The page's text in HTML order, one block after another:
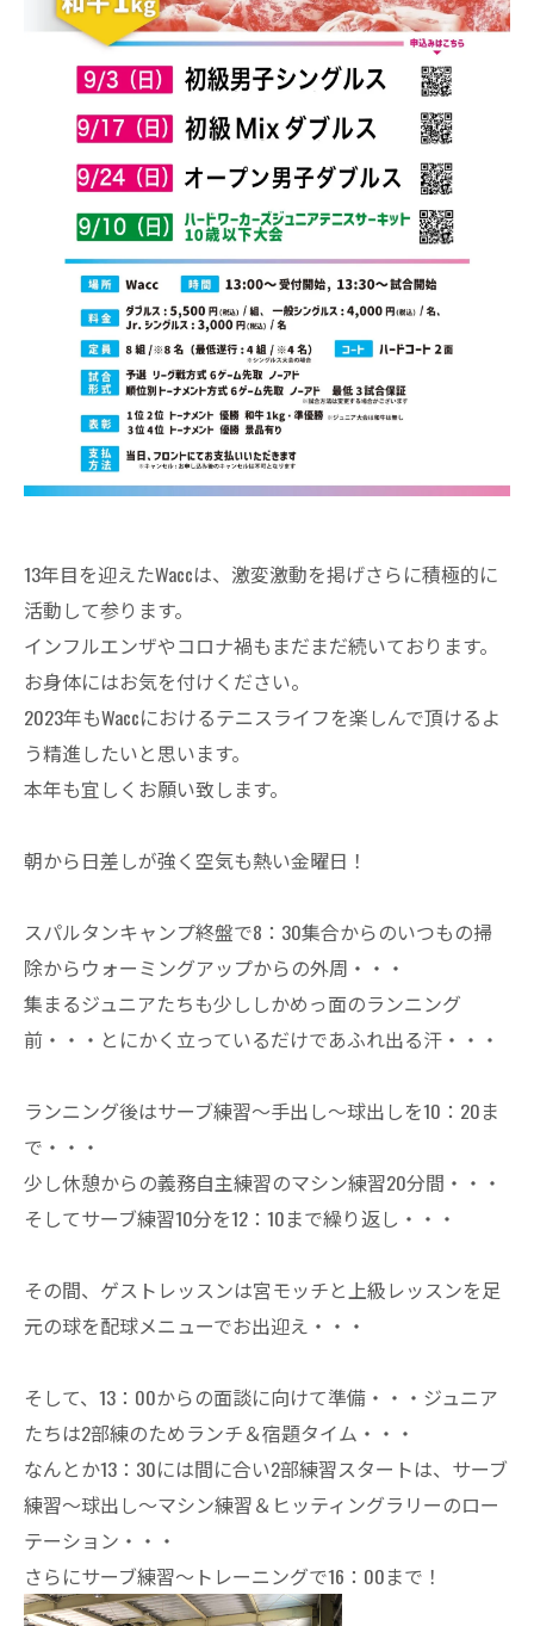
13年目を迎えたWaccは、激変激動を掲げさらに積極的に
活動して参ります。
インフルエンザやコロナ禍もまだまだ続いております。
お身体にはお気を付けください。
2023年もWaccにおけるテニスライフを楽しんで頂けるよ
う精進したいと思います。
本年も宜しくお願い致します。
朝から日差しが強く空気も熱い金曜日！
スパルタンキャンプ終盤で8：30集合からのいつもの掃
除からウォーミングアップからの外周・・・
集まるジュニアたちも少ししかめっ面のランニング
前・・・とにかく立っているだけであふれ出る汗・・・
ランニング後はサーブ練習～手出し～球出しを10：20ま
で・・・
少し休憩からの義務自主練習のマシン練習20分間・・・
そしてサーブ練習10分を12：10まで繰り返し・・・
その間、ゲストレッスンは宮モッチと上級レッスンを足
元の球を配球メニューでお出迎え・・・
そして、13：00からの面談に向けて準備・・・ジュニア
たちは2部練のためランチ＆宿題タイム・・・
なんとか13：30には間に合い2部練習スタートは、サーブ
練習～球出し～マシン練習＆ヒッティングラリーのロー
テーション・・・
さらにサーブ練習～トレーニングで16：00まで！